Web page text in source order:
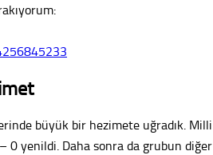
büyük bir hezimete uğradık. Milli
0 yenildi. Daha sonra da grubun diğer